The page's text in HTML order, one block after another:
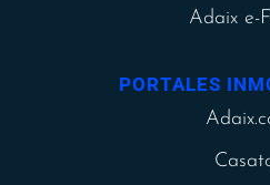
Adaix e-
PORTALES